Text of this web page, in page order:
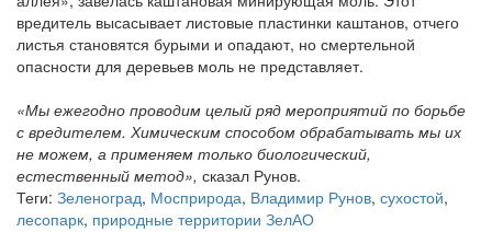
вредитель высасывает листовые пластинки каштанов, отчего
листья становятся бурыми и опадают, но смертельной
опасности для деревьев моль не представляет.
«Мы ежегодно проводим целый ряд мероприятий по борьбе
с вредителем. Химическим способом обрабатывать мы их
не можем, а применяем только биологический,
естественный метод», сказал Рунов.
Теги: Зеленоград, Мосприрода, Владимир Рунов, сухостой,
лесопарк, природные территории ЗелАО